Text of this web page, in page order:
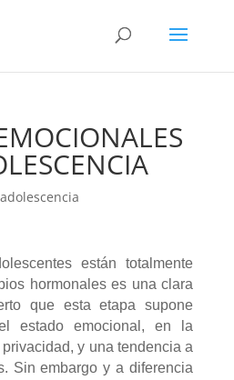
están totalmente
hormonales es una clara
que esta etapa supone
estado emocional, en la
y una tendencia a
Sin embargo y a diferencia